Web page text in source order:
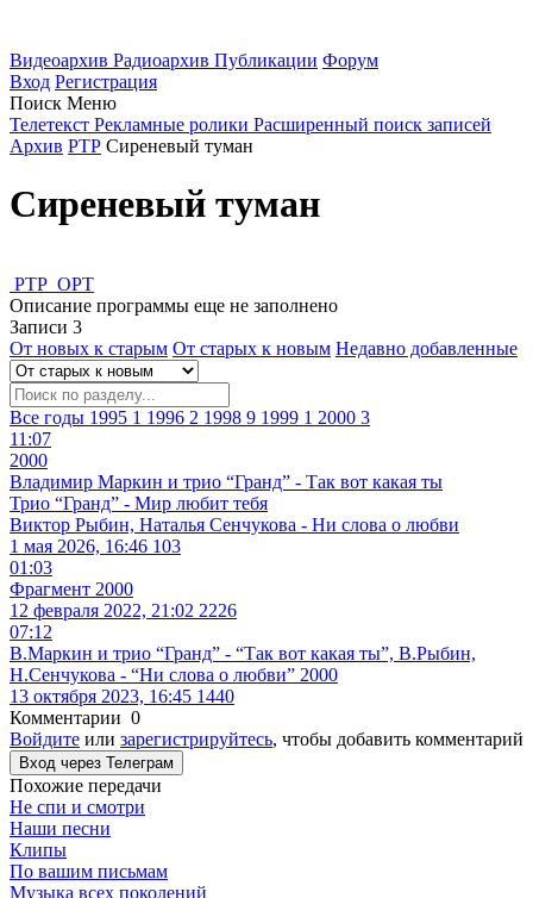
Видеоархив Радиоархив Публикации Форум
Вход Регистрация
Поиск Меню
Телетекст Рекламные ролики Расширенный поиск записей
Архив РТР Сиреневый туман
Сиреневый туман
РТР
ОРТ
Описание программы еще не заполнено
Записи 3
От новых к старым От старых к новым Недавно добавленные
Все годы 1995 1 1996 2 1998 9 1999 1 2000 3
11:07
2000
Владимир Маркин и трио “Гранд” - Так вот какая ты
Трио “Гранд” - Мир любит тебя
Виктор Рыбин, Наталья Сенчукова - Ни слова о любви
1 мая 2026, 16:46 103
01:03
Фрагмент 2000
12 февраля 2022, 21:02 2226
07:12
В.Маркин и трио “Гранд” - “Так вот какая ты”, В.Рыбин,
Н.Сенчукова - “Ни слова о любви” 2000
13 октября 2023, 16:45 1440
Комментарии 0
Войдите или зарегистрируйтесь, чтобы добавить комментарий
Вход через Телеграм
Похожие передачи
Не спи и смотри
Наши песни
Клипы
По вашим письмам